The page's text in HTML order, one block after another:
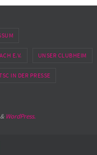
E.V. UNSER CLUBHEIM
IN DER PRESSE
& WordPress.